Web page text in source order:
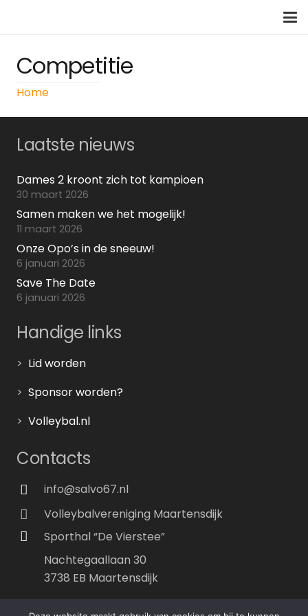
Competitie
Home
Laatste nieuws
Dames 2 kroont zich tot kampioen
30 maart 2026
Samen maken we het mogelijk!
11 maart 2026
Onze Opo’s in de sneeuw!
6 januari 2026
Save The Date
6 januari 2026
Handige links
> Lid worden
> Sponsor worden?
> Volleybal.nl
Contacts
info@salvo67.nl
Volleybalvereniging Maartensdijk
Sporthal “De Vierstee”
Nachtegaallaan 30
3738 EB Maartensdijk